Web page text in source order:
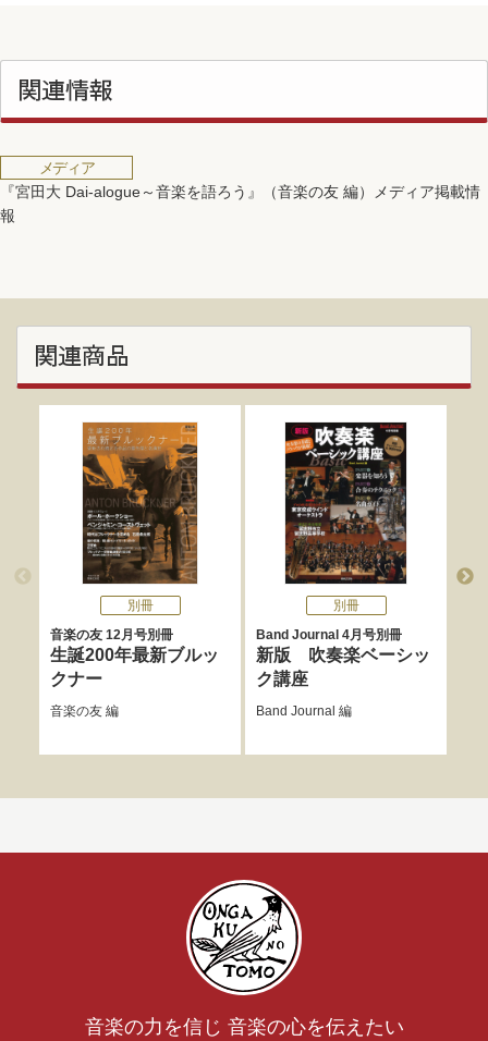
関連情報
メディア
『宮田大 Dai-alogue～音楽を語ろう』（音楽の友 編）メディア掲載情
報
関連商品
別冊
音楽の友 12月号別冊
生誕200年最新ブルッ
クナー
音楽の友編
別冊
Band Journal 4月号別冊
新版 吹奏楽ベーシッ
ク講座
Band Journal 編
音楽の力を信じ 音楽の心を伝えたい